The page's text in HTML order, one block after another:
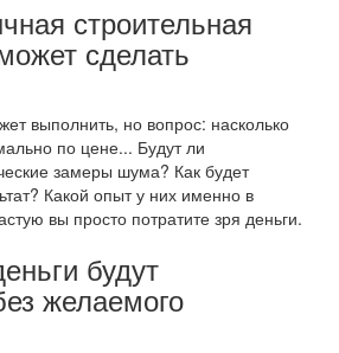
строительная
сделать
выполнить, но вопрос: насколько
по цене... Будут ли
замеры шума? Как будет
Какой опыт у них именно в
вы просто потратите зря деньги.
будут
желаемого